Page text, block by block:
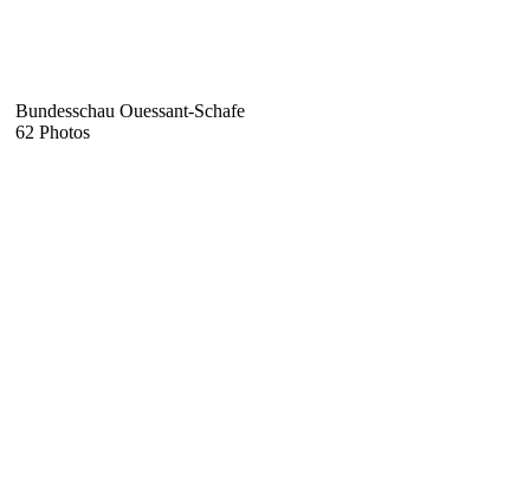
Bundesschau Ouessant-Schafe
62 Photos